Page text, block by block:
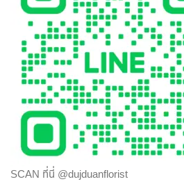
SCAN ที่นี่ @dujduanflorist